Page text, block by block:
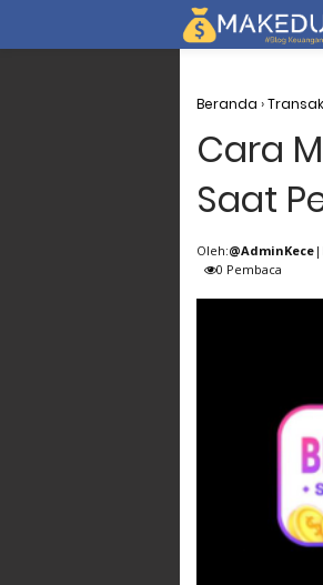
Beranda ›
Cara
Saat
Oleh:@AdminKece
0 Pembaca